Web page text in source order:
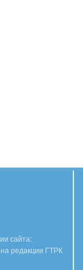
сайта:
редакции ГТРК